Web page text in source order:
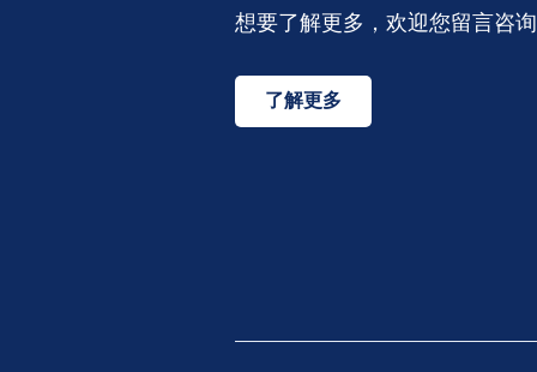
想要了解更多，欢迎您留言咨询
了解更多